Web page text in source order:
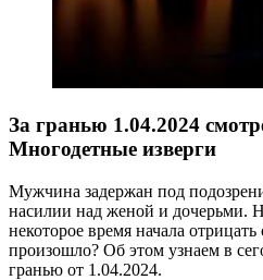
За гранью 1.04.2024
Многодетные изверги
Мужчина задержан под
насилии над женой и дочерьми.
некоторое время начала
произошло? Об этом узнаем в
гранью от 1.04.2024.